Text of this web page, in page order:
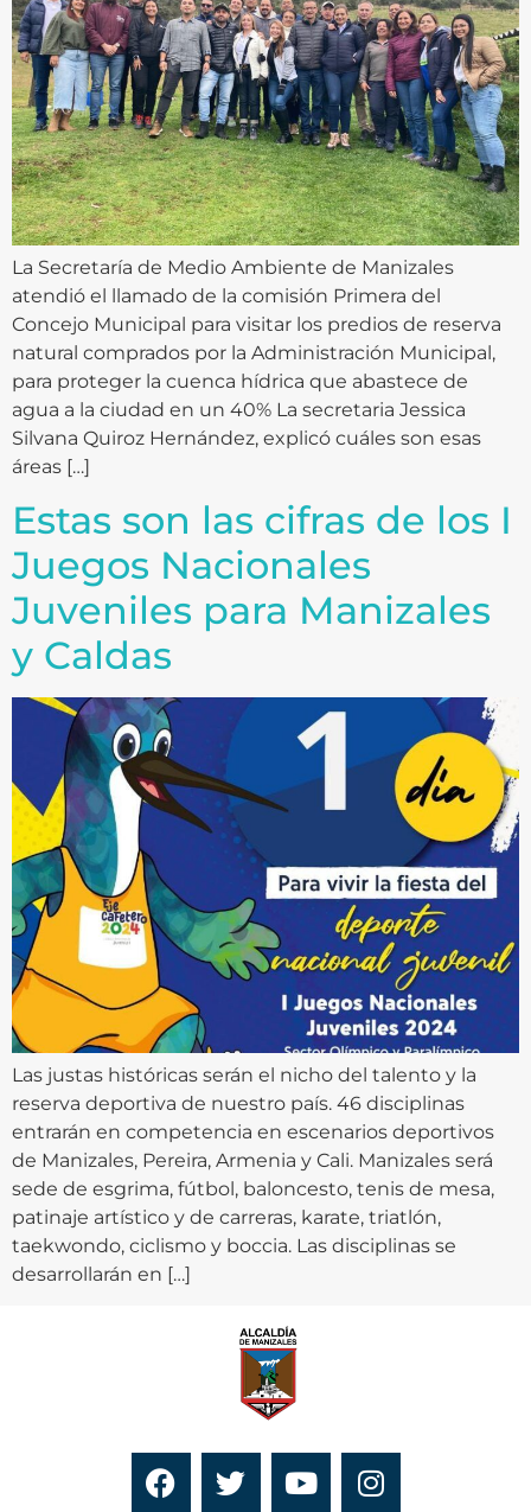
La Secretaría de Medio Ambiente de Manizales
atendió el llamado de la comisión Primera del
Concejo Municipal para visitar los predios de reserva
natural comprados por la Administración Municipal,
para proteger la cuenca hídrica que abastece de
agua a la ciudad en un 40% La secretaria Jessica
Silvana Quiroz Hernández, explicó cuáles son esas
áreas […]
Estas son las cifras de los I
Juegos Nacionales
Juveniles para Manizales
y Caldas
Las justas históricas serán el nicho del talento y la
reserva deportiva de nuestro país. 46 disciplinas
entrarán en competencia en escenarios deportivos
de Manizales, Pereira, Armenia y Cali. Manizales será
sede de esgrima, fútbol, baloncesto, tenis de mesa,
patinaje artístico y de carreras, karate, triatlón,
taekwondo, ciclismo y boccia. Las disciplinas se
desarrollarán en […]